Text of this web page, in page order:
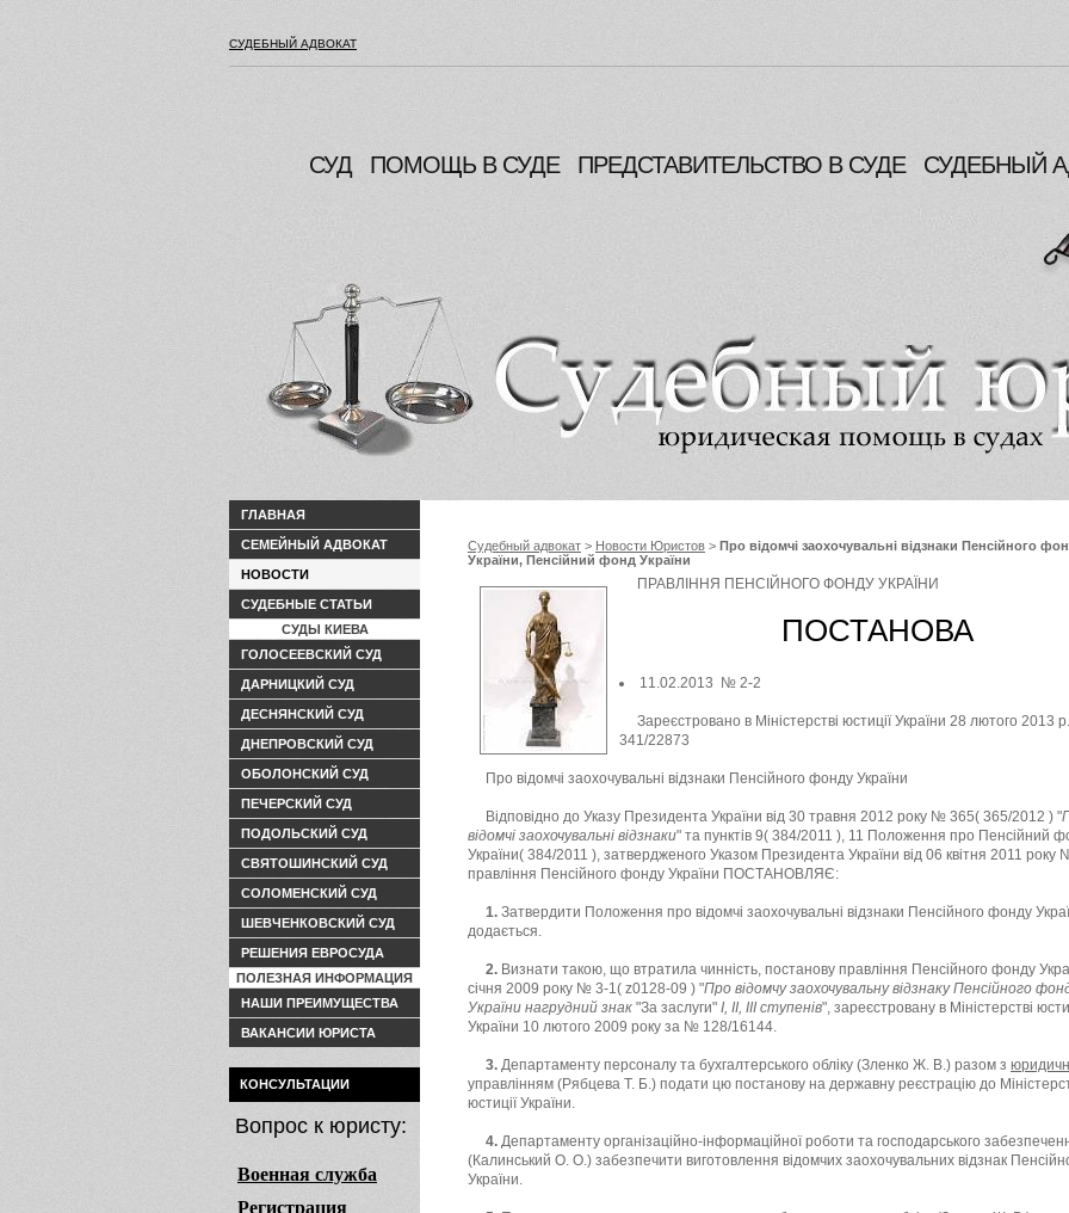
СУДЕБНЫЙ АДВОКАТ
СУД ПОМОЩЬ В СУДЕ ПРЕДСТАВИТЕЛЬСТВО В СУДЕ СУДЕБНЫЙ
ГЛАВНАЯ
СЕМЕЙНЫЙ АДВОКАТ
НОВОСТИ
СУДЕБНЫЕ СТАТЬИ
СУДЫ КИЕВА
ГОЛОСЕЕВСКИЙ СУД
ДАРНИЦКИЙ СУД
ДЕСНЯНСКИЙ СУД
ДНЕПРОВСКИЙ СУД
ОБОЛОНСКИЙ СУД
ПЕЧЕРСКИЙ СУД
ПОДОЛЬСКИЙ СУД
СВЯТОШИНСКИЙ СУД
СОЛОМЕНСКИЙ СУД
ШЕВЧЕНКОВСКИЙ СУД
РЕШЕНИЯ ЕВРОСУДА
ПОЛЕЗНАЯ ИНФОРМАЦИЯ
НАШИ ПРЕИМУЩЕСТВА
ВАКАНСИИ ЮРИСТА
КОНСУЛЬТАЦИИ
Вопрос к юристу:
Судебный адвокат > Новости Юристов > Про відомчі заохочувальні відзнаки Пенсійного
України, Пенсійний фонд України
ПРАВЛІННЯ ПЕНСІЙНОГО ФОНДУ УКРАЇНИ
ПОСТАНОВА
11.02.2013 № 2-2
Зареєстровано в Міністерстві юстиції України 28 лютого 2013
341/22873
Про відомчі заохочувальні відзнаки Пенсійного фонду України
Відповідно до Указу Президента України від 30 травня 2012 року № 365( 365/2012 ) "
відомчі заохочувальні відзнаки" та пунктів 9( 384/2011 ), 11 Положення про Пенсійний
України( 384/2011 ), затвердженого Указом Президента України від 06 квітня 2011 року
правління Пенсійного фонду України ПОСТАНОВЛЯЄ:
1. Затвердити Положення про відомчі заохочувальні відзнаки Пенсійного фонду
додається.
2. Визнати такою, що втратила чинність, постанову правління Пенсійного фонду
січня 2009 року № 3-1( z0128-09 ) "Про відомчу заохочувальну відзнаку Пенсійного
України нагрудний знак "За заслуги" І, ІІ, ІІІ ступенів", зареєстровану в Міністерстві
України 10 лютого 2009 року за № 128/16144.
3. Департаменту персоналу та бухгалтерського обліку (Зленко Ж. В.) разом з
управлінням (Рябцева Т. Б.) подати цю постанову на державну реєстрацію до
юстиції України.
4. Департаменту організаційно-інформаційної роботи та господарського
(Калинський О. О.) забезпечити виготовлення відомчих заохочувальних відзнак
України.